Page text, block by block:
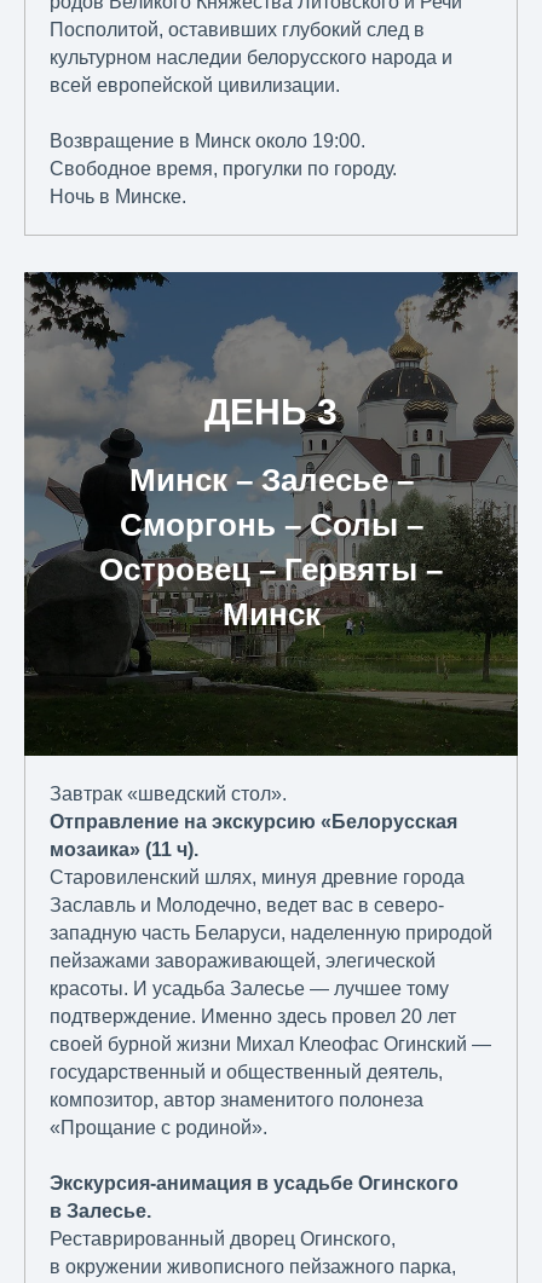
Посполитой, оставивших глубокий след в
культурном наследии белорусского народа и
всей европейской цивилизации.
Возвращение в Минск около 19:00.
Свободное время, прогулки по городу.
Ночь в Минске.
ДЕНЬ 3
Минск – Залесье –
Сморгонь – Солы –
Островец – Гервяты –
Минск
Завтрак «шведский стол».
Отправление на экскурсию «Белорусская
мозаика» (11 ч).
Старовиленский шлях, минуя древние города
Заславль и Молодечно, ведет вас в северо-
западную часть Беларуси, наделенную природой
пейзажами завораживающей, элегической
красоты. И усадьба Залесье — лучшее тому
подтверждение. Именно здесь провел 20 лет
своей бурной жизни Михал Клеофас Огинский —
государственный и общественный деятель,
композитор, автор знаменитого полонеза
«Прощание с родиной».
Экскурсия-анимация в усадьбе Огинского
в Залесье.
Реставрированный дворец Огинского,
в окружении живописного пейзажного парка,